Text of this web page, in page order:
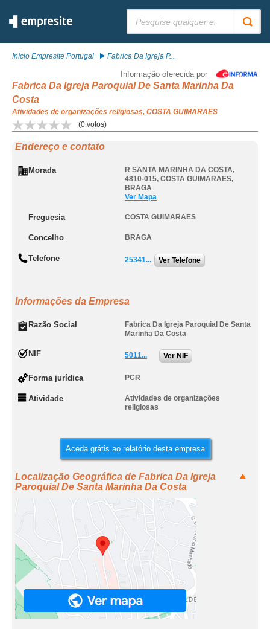
Início Empresite Portugal Fabrica Da Igreja P...
Informação oferecida por
Fabrica Da Igreja Paroquial De Santa Marinha Da
Costa
Atividades de organizações religiosas, COSTA GUIMARAES
(0 votos)
Endereço e contato
Morada
R SANTA MARINHA DA COSTA,
4810-015, COSTA GUIMARAES,
BRAGA
Ver Mapa
Freguesia COSTA GUIMARAES
Concelho BRAGA
Telefone 25341... Ver Telefone
Informações da Empresa
Razão Social
Fabrica Da Igreja Paroquial De Santa
Marinha Da Costa
NIF 5011... Ver NIF
Forma jurídica PCR
Atividade
Atividades de organizações
religiosas
Aceda grátis ao relatório desta empresa
Localização Geográfica de Fabrica Da Igreja
Paroquial De Santa Marinha Da Costa